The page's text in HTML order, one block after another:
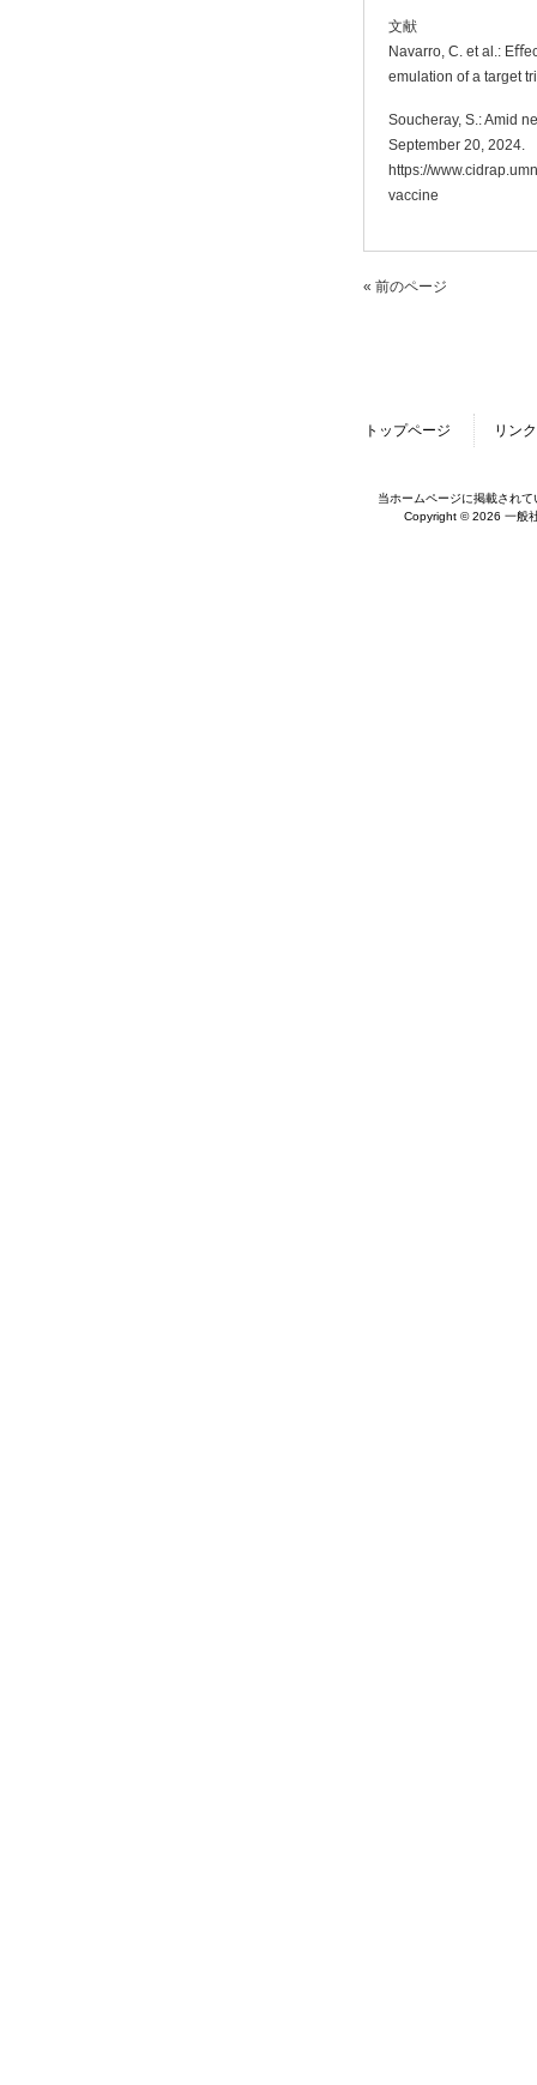
文献
Navarro, C. et al.:
emulation of a target
Soucheray, S.: Amid
September 20, 2024.
https://
vaccine
« 前のページ
トップページ リンク
当ホームページに掲載され
Copyright © 2026 一般